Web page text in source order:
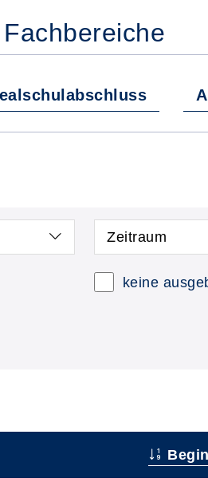
Fachbereiche
Zeitraum
keine